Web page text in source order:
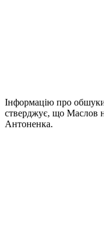
Інформацію про
стверджує, що Маслов
Антоненка.